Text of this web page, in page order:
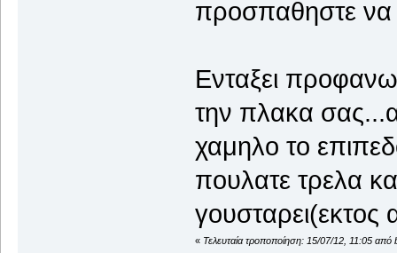
προσπαθηστε να
Ενταξει
την πλακα
χαμηλο το
πουλατε τρελα
« Τελευταία τροποποίηση: 15/07/12, 11:05